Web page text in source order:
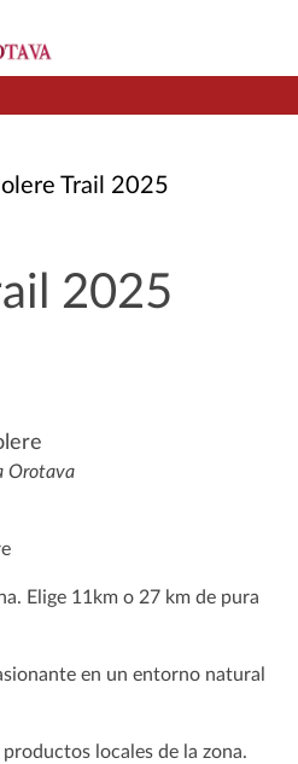
Trail 2025
2025
Orotava
Elige 11km o 27 km de pura
en un entorno natural
locales de la zona.